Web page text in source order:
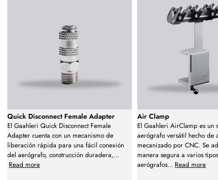
Quick Disconnect Female Adapter
El Gaahleri Quick Disconnect Female
Adapter cuenta con un mecanismo de
liberación rápida para una fácil conexión
del aerógrafo, construcción duradera,...
Read more
Air Clamp
El Gaahleri AirClamp es un
aerógrafo versátil hecho de
mecanizado por CNC. Se
manera segura a varios
aerógrafos... Read more